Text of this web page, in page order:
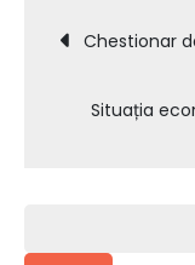
по
Chestionar
Situația